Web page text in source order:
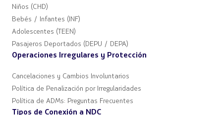
Niños (CHD)
Bebés / Infantes (INF)
Adolescentes (TEEN)
Pasajeros Deportados (DEPU / DEPA)
Operaciones Irregulares y Protección
Cancelaciones y Cambios Involuntarios
Política de Penalización por Irregularidades
Política de ADMs: Preguntas Frecuentes
Tipos de Conexión a NDC